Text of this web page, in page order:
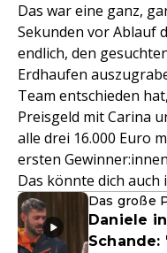
Das war eine ganz,
Sekunden vor Ablauf
endlich, den
Erdhaufen
Team entschieden
Preisgeld mit Carina
alle drei 16.000 Euro
ersten
Das könnte dich auch
Das große
Daniele
Schande: